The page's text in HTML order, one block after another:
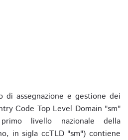
di assegnazione e gestione dei
Code Top Level Domain "sm"
livello nazionale della
in sigla ccTLD "sm") contiene